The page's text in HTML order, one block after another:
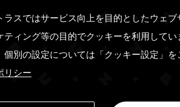
ラスではサービス向上を目的としたウェ
ティング等の目的でクッキーを利用して
個別の設定については「クッキー設定」
リシー